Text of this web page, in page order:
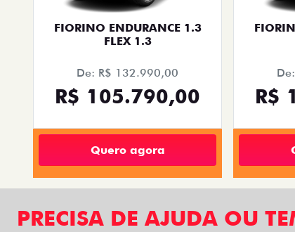
FIORINO ENDURANCE 1.3
FLEX 1.3
De: R$ 132.990,00
R$ 105.790,00
Quero agora
R$
PRECISA DE AJUDA OU